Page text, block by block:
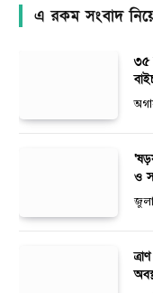
এ রকম সংবাদ
৩৫
ও